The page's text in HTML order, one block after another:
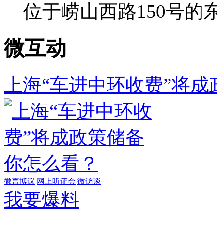
位于崂山西路150号的
微互动
上海“车进中环收费”将
微言博议 网上听证会 微访谈
我要爆料